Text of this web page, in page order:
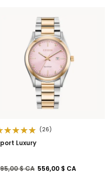
(26)
Luxury
réduit de
$ CAà556,00 $ CA